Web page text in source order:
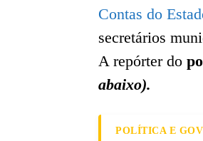
Contas do
secretários
A repórter do
abaixo).
POLÍTICA E